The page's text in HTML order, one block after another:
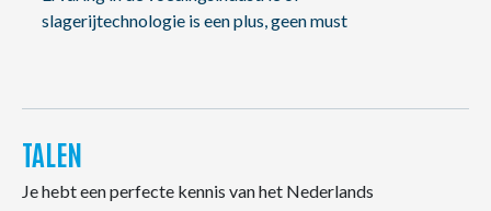
slagerijtechnologie is een plus, geen must
TALEN
Je hebt een perfecte kennis van het Nederlands